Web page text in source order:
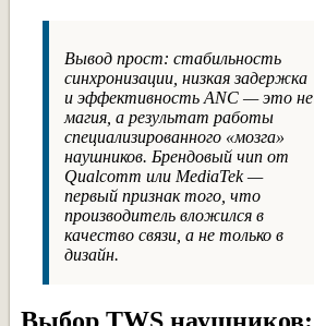
Вывод прост: стабильность
синхронизации, низкая задержка
и эффективность ANC — это не
магия, а результат работы
специализированного «мозга»
наушников. Брендовый чип от
Qualcomm или MediaTek—
первый признак того, что
производитель вложился в
качество связи, а не только в
дизайн.